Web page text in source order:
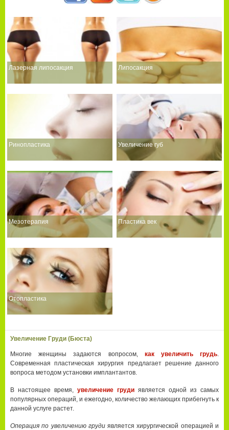
Лазерная липосакция Липосакция
Ринопластика Увеличение губ
Мезотерапия Пластика век
Отопластика
Увеличение Груди (Бюста)
Многие женщины задаются вопросом, как увеличить грудь.
Современная пластическая хирургия предлагает решение данного
вопроса методом установки имплантантов.
В настоящее время, увеличение груди является одной из самых
популярных операций, и ежегодно, количество желающих прибегнуть к
данной услуге растет.
Операция по увеличению грудиявляется хирургической операцией и